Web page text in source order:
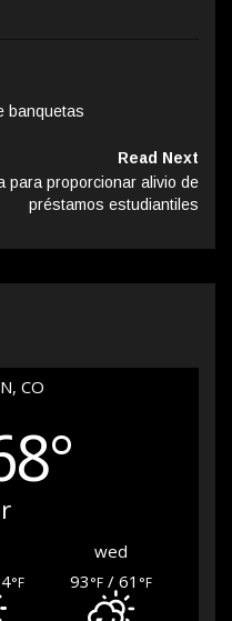
banquetas
Read Next
para proporcionar alivio de
préstamos estudiantiles
CO
wed
°F 93°F/ 61 °F